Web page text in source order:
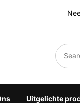
Industriële
Uitgelichte